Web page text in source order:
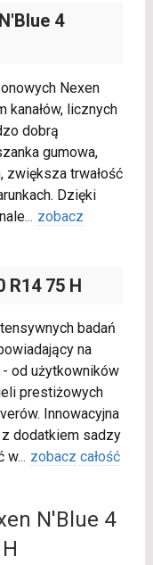
N'Blue 4
Nexen
kanałów, licznych
dobrą
gumowa,
zwiększa trwałość
Dzięki
... zobacz
R14 75 H
badań
na
od użytkowników
prestiżowych
Innowacyjna
dodatkiem sadzy
w... zobacz całość
N'Blue 4